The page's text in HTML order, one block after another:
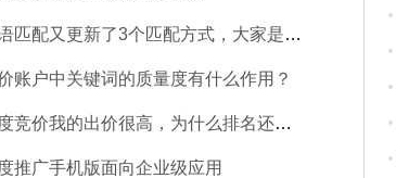
匹配又更新了3个匹配方式，大家是如何理解的
账户中关键词的质量度有什么作用？
竞价我的出价很高，为什么排名还是靠后
推广手机版面向企业级应用